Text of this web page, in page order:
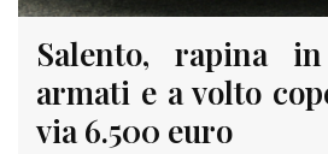
Salento, rapina
armati e a volto
via 6.500 euro